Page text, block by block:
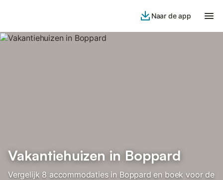
Naar de app
Vakantiehuizen in Boppard
Vergelijk 8 accommodaties in Boppard en boek voor de